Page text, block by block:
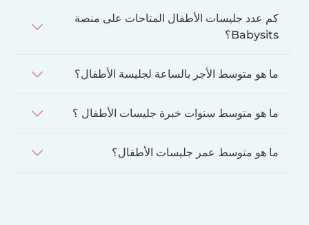
كم عدد جليسات الأطفال المتاحات على منصة
Babysits؟
ما هو متوسط الأجر بالساعة لجليسة الأطفال؟
ما هو متوسط سنوات خبرة جليسات الأطفال ؟
ما هو متوسط عمر جليسات الأطفال؟